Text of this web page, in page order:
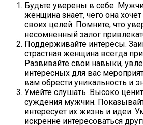
Будьте уверены в себе.
женщина знает, чего она
своих целей. Помните, что
несомненный залог
Поддерживайте интересы.
страстная женщина всегда
Развивайте свои навыки,
интересных для вас
вам обрести уникальность и
Умейте слушать. Высоко
суждения мужчин.
интересует их жизнь и идеи.
искренне интересоваться